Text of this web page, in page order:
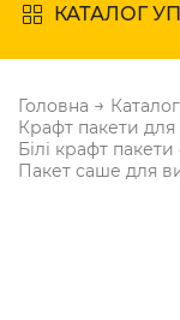
КАТАЛОГ
Головна →
Крафт пакети
Білі крафт
Пакет саше для